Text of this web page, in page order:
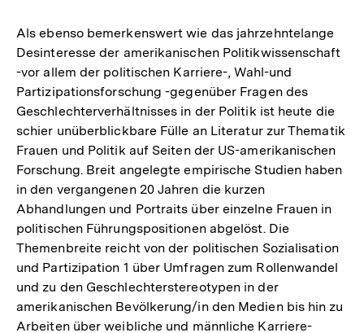
Als ebenso bemerkenswert wie das jahrzehntelange
Desinteresse der amerikanischen Politikwissenschaft
-vor allem der politischen Karriere-, Wahl-und
Partizipationsforschung -gegenüber Fragen des
Geschlechterverhältnisses in der Politik ist heute die
schier unüberblickbare Fülle an Literatur zur Thematik
Frauen und Politik auf Seiten der US-amerikanischen
Forschung. Breit angelegte empirische Studien haben
in den vergangenen 20 Jahren die kurzen
Abhandlungen und Portraits über einzelne Frauen in
politischen Führungspositionen abgelöst. Die
Themenbreite reicht von der politischen Sozialisation
und Partizipation 1 über Umfragen zum Rollenwandel
und zu den Geschlechterstereotypen in der
amerikanischen Bevölkerung/in den Medien bis hin zu
Arbeiten über weibliche und männliche Karriere-